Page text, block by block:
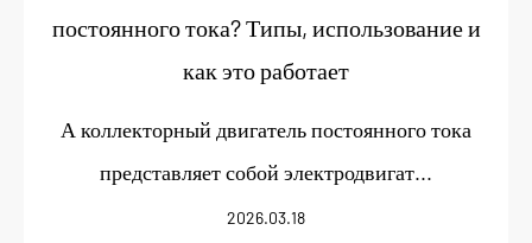
постоянного тока? Типы, использование и
как это работает
А коллекторный двигатель постоянного тока
представляет собой электродвигат...
2026.03.18